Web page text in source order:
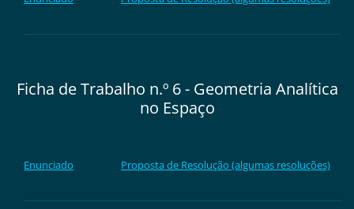
Ficha de Trabalho n.º 6 - Geometria Analítica
no Espaço
Enunciado Proposta de Resolução (algumas resoluções)